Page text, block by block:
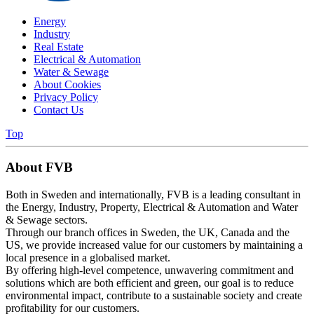
Energy
Industry
Real Estate
Electrical & Automation
Water & Sewage
About Cookies
Privacy Policy
Contact Us
Top
About FVB
Both in Sweden and internationally, FVB is a leading consultant in
the Energy, Industry, Property, Electrical & Automation and Water
& Sewage sectors.
Through our branch offices in Sweden, the UK, Canada and the
US, we provide increased value for our customers by maintaining a
local presence in a globalised market.
By offering high-level competence, unwavering commitment and
solutions which are both efficient and green, our goal is to reduce
environmental impact, contribute to a sustainable society and create
profitability for our customers.